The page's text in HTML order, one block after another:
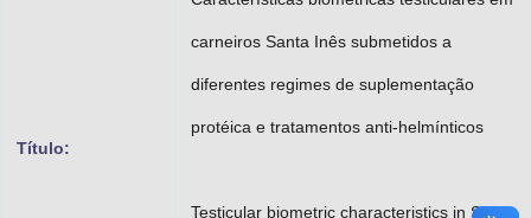
Título:
carneiros Santa Inês submetidos a
diferentes regimes de suplementação
protéica e tratamentos anti-helmínticos
Testicular biometric characteristics in Santa